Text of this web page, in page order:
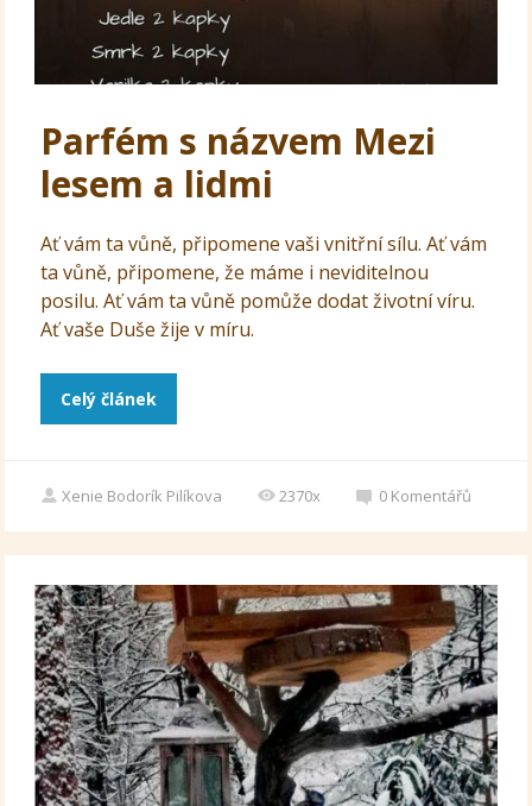
Parfém s názvem Mezi
lesem a lidmi
Ať vám ta vůně, připomene vaši vnitřní sílu. Ať vám
ta vůně, připomene, že máme i neviditelnou
posilu. Ať vám ta vůně pomůže dodat životní víru.
Ať vaše Duše žije v míru.
Celý článek
Xenie Bodorík Pilíkova 2370x 0 Komentářů